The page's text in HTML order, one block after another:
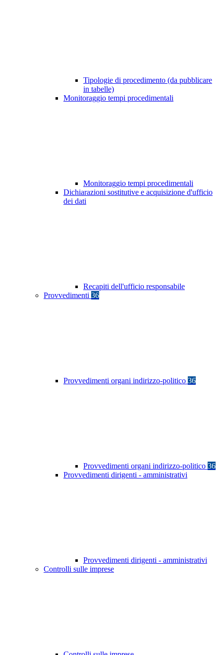
Tipologie di procedimento (da pubblicare
in tabelle)
Monitoraggio tempi procedimentali
Monitoraggio tempi procedimentali
Dichiarazioni sostitutive e acquisizione d'ufficio
dei dati
Recapiti dell'ufficio responsabile
Provvedimenti 36
Provvedimenti organi indirizzo-politico 36
Provvedimenti organi indirizzo-politico 36
Provvedimenti dirigenti - amministrativi
Provvedimenti dirigenti - amministrativi
Controlli sulle imprese